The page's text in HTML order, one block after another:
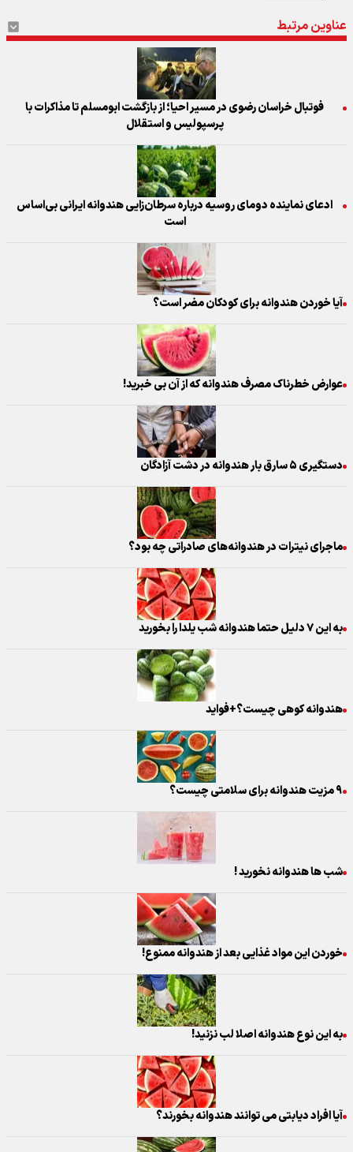
عناوین مرتبط
فوتبال خراسان رضوی در مسیر احیا؛ از بازگشت ابومسلم تا مذاکرات با
پرسپولیس و استقلال
ادعای نماینده دومای روسیه درباره سرطان‌زایی هندوانه ایرانی بی‌اساس
است
آیا خوردن هندوانه برای کودکان مضر است؟
عوارض خطرناک مصرف هندوانه که از آن بی خبرید!
دستگیری ۵ سارق بار هندوانه در دشت آزادگان
ماجرای نیترات در هندوانه‌های صادراتی چه بود؟
به این ۷ دلیل حتما هندوانه شب یلدا را بخورید
هندوانه کوهی چیست؟+فواید
۹ مزیت هندوانه برای سلامتی چیست؟
شب ها هندوانه نخورید !‌
خوردن این مواد غذایی بعد از هندوانه ممنوع!
به این نوع هندوانه اصلا لب نزنید!
آیا افراد دیابتی می توانند هندوانه بخورند؟